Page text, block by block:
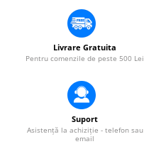
Mixere PA (Public Address)
Instalații audio
Boxe PA (Public Address)
Amplificatoare
Microfoane Desk
Accesorii
Playere Audio
Livrare Gratuita
Pentru comenzile de peste 500 Lei
Suport
Asistență la achiziție - telefon sau
email